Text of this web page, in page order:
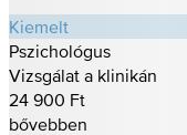
Kiemelt
Pszichológus
Vizsgálat a klinikán
24 900 Ft
bővebben